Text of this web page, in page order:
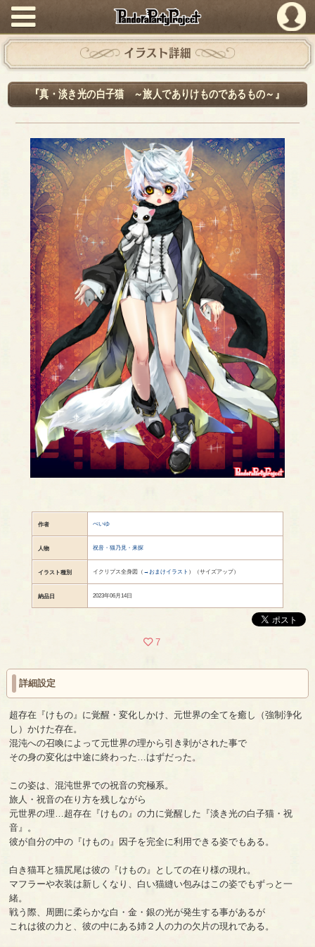
PandoraPartyProject
イラスト詳細
『真・淡き光の白子猫 ～旅人でありけものであるもの～』
作者 ぺいゆ
人物 祝音・猫乃見・来探
イラスト種別 イクリプス全身図（ →おまけイラスト ）（サイズアップ）
納品日 2023年06月14日
7
詳細設定
超存在『けもの』に覚醒・変化しかけ、元世界の全てを癒し（強制浄化
し）かけた存在。
混沌への召喚によって元世界の理から引き剥がされた事で
その身の変化は中途に終わった…はずだった。
この姿は、混沌世界での祝音の究極系。
旅人・祝音の在り方を残しながら
元世界の理…超存在『けもの』の力に覚醒した『淡き光の白子猫・祝
音』。
彼が自分の中の『けもの』因子を完全に利用できる姿でもある。
白き猫耳と猫尻尾は彼の『けもの』としての在り様の現れ。
マフラーや衣装は新しくなり、白い猫縫い包みはこの姿でもずっと一
緒。
戦う際、周囲に柔らかな白・金・銀の光が発生する事があるが
これは彼の力と、彼の中にある姉２人の力の欠片の現れである。